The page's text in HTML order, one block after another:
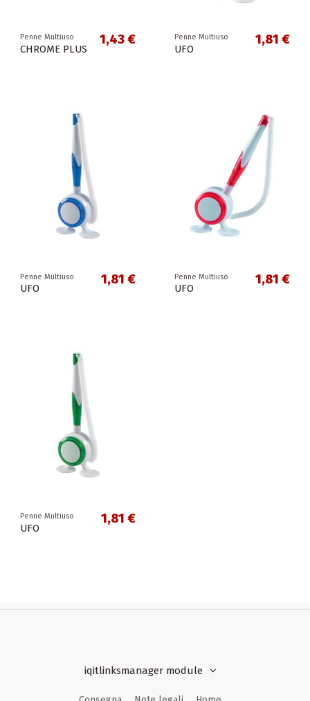
Penne Multiuso
CHROME PLUS
1,43 € Penne Multiuso
UFO
1,81 €
Penne Multiuso
UFO
1,81 € Penne Multiuso
UFO
1,81 €
Penne Multiuso
UFO
1,81 €
iqitlinksmanager module